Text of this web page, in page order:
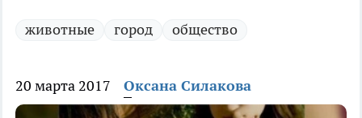
животные город общество
20 марта 2017 Оксана Силакова